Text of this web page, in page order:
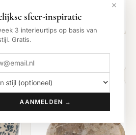
×
sfeer-inspiratie
3 interieurtips op basis van
Gratis.
AANMELDEN →